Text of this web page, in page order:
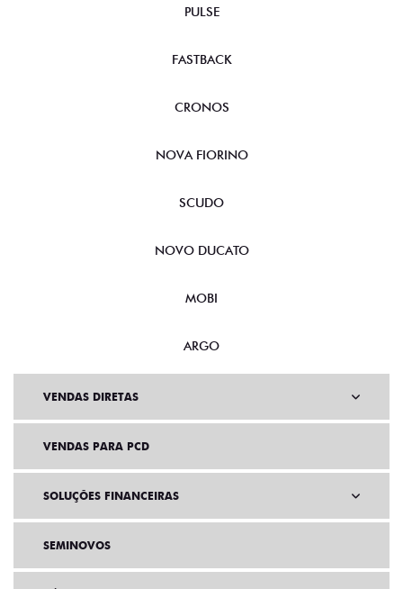
PULSE
FASTBACK
CRONOS
NOVA FIORINO
SCUDO
NOVO DUCATO
MOBI
ARGO
VENDAS DIRETAS
VENDAS PARA PCD
SOLUÇÕES FINANCEIRAS
SEMINOVOS